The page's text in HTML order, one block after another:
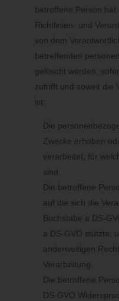
betroffene Person
Richtlinien- und
von dem
betreffenden
gelöscht werden,
zutrifft und soweit die
ist:
Die
Zwecke erhoben
verarbeitet, für
sind.
Die betroffene
auf die sich die
Buchstabe a DS-
a DS-GVO stützte,
anderweitigen
Verarbeitung.
Die betroffene
DS-GVO
Ferner hat die betroffene
auf Datenübertragbarkeit
Recht, zu erwirken, dass
von einem Verantwortlichen
übermittelt werden, soweit
Zur Geltendmachung des
g) Recht auf
Jede von der Verarbeitung
betroffene Person hat das
Verordnungsgeber
aufgrund von Art. 6 Abs. 1
Widerspruch einzulegen.
Bestimmungen gestütztes
Wir verarbeiten die